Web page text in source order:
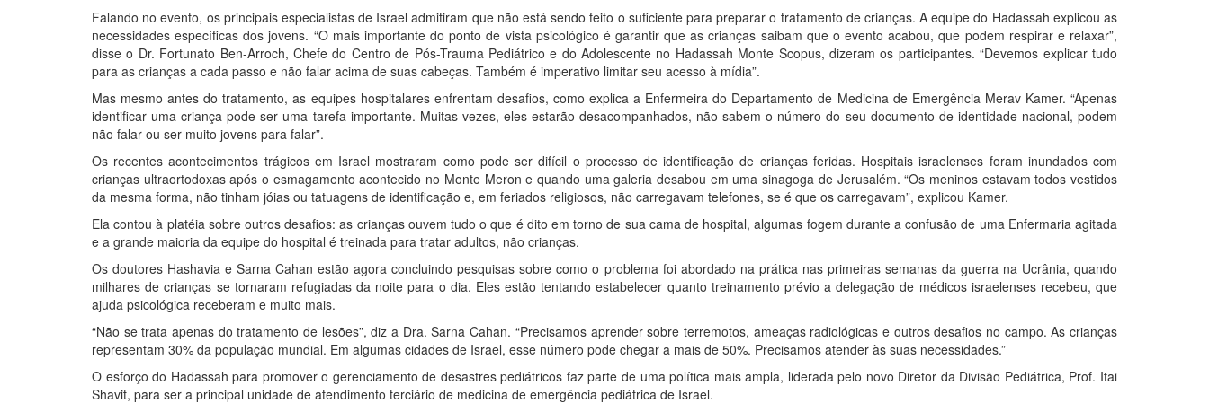
Falando no evento, os principais especialistas de Israel admitiram que não está sendo feito o suficiente para preparar o tratamento de crianças. A equipe do Hadassah explicou as
necessidades específicas dos jovens. “O mais importante do ponto de vista psicológico é garantir que as crianças saibam que o evento acabou, que podem respirar e relaxar”,
disse o Dr. Fortunato Ben-Arroch, Chefe do Centro de Pós-Trauma Pediátrico e do Adolescente no Hadassah Monte Scopus, dizeram os participantes. “Devemos explicar tudo
para as crianças a cada passo e não falar acima de suas cabeças. Também é imperativo limitar seu acesso à mídia”.
Mas mesmo antes do tratamento, as equipes hospitalares enfrentam desafios, como explica a Enfermeira do Departamento de Medicina de Emergência Merav Kamer. “Apenas
identificar uma criança pode ser uma tarefa importante. Muitas vezes, eles estarão desacompanhados, não sabem o número do seu documento de identidade nacional, podem
não falar ou ser muito jovens para falar”.
Os recentes acontecimentos trágicos em Israel mostraram como pode ser difícil o processo de identificação de crianças feridas. Hospitais israelenses foram inundados com
crianças ultraortodoxas após o esmagamento acontecido no Monte Meron e quando uma galeria desabou em uma sinagoga de Jerusalém. “Os meninos estavam todos vestidos
da mesma forma, não tinham jóias ou tatuagens de identificação e, em feriados religiosos, não carregavam telefones, se é que os carregavam”, explicou Kamer.
Ela contou à platéia sobre outros desafios: as crianças ouvem tudo o que é dito em torno de sua cama de hospital, algumas fogem durante a confusão de uma Enfermaria agitada
e a grande maioria da equipe do hospital é treinada para tratar adultos, não crianças.
Os doutores Hashavia e Sarna Cahan estão agora concluindo pesquisas sobre como o problema foi abordado na prática nas primeiras semanas da guerra na Ucrânia, quando
milhares de crianças se tornaram refugiadas da noite para o dia. Eles estão tentando estabelecer quanto treinamento prévio a delegação de médicos israelenses recebeu, que
ajuda psicológica receberam e muito mais.
“Não se trata apenas do tratamento de lesões”, diz a Dra. Sarna Cahan. “Precisamos aprender sobre terremotos, ameaças radiológicas e outros desafios no campo. As crianças
representam 30% da população mundial. Em algumas cidades de Israel, esse número pode chegar a mais de 50%. Precisamos atender às suas necessidades.”
O esforço do Hadassah para promover o gerenciamento de desastres pediátricos faz parte de uma política mais ampla, liderada pelo novo Diretor da Divisão Pediátrica, Prof. Itai
Shavit, para ser a principal unidade de atendimento terciário de medicina de emergência pediátrica de Israel.